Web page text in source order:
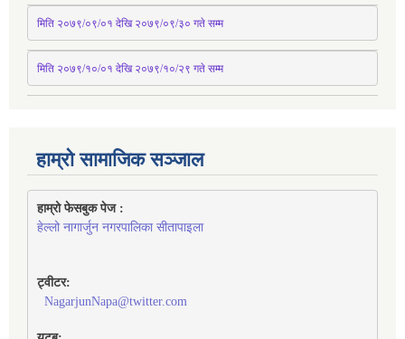
मिति २०७९/०९/०१ देखि २०७९/०९/३० गते सम्म
मिति २०७९/१०/०१ देखि २०७९/१०/२९ गते सम्म
हाम्रो सामाजिक सञ्जाल
हाम्रो फेसबुक पेज :
हेल्लो नागार्जुन नगरपालिका सीतापाइला
ट्वीटर:
NagarjunNapa@twitter.com